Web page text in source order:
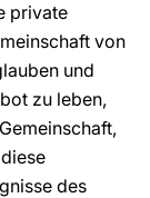
private
von
und
zu leben,
des